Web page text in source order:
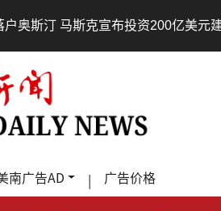
布投资200亿美元建设AI芯片制造基地
南广告AD | 广告价格